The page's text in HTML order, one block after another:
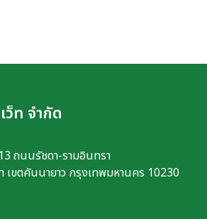
ว็ท จำกัด
ถนนรัชดา-รามอินทรา
เขตคันนายาว กรุงเทพมหานคร 10230